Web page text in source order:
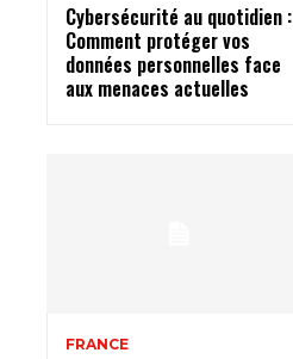
Cybersécurité au quotidien :
Comment protéger vos
données personnelles face
aux menaces actuelles
FRANCE